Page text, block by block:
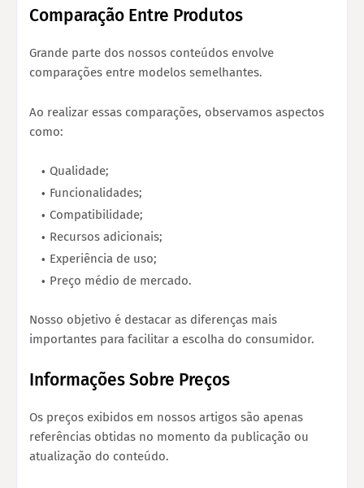
Comparação Entre Produtos
Grande parte dos nossos conteúdos envolve
comparações entre modelos semelhantes.
Ao realizar essas comparações, observamos aspectos
como:
Qualidade;
Funcionalidades;
Compatibilidade;
Recursos adicionais;
Experiência de uso;
Preço médio de mercado.
Nosso objetivo é destacar as diferenças mais
importantes para facilitar a escolha do consumidor.
Informações Sobre Preços
Os preços exibidos em nossos artigos são apenas
referências obtidas no momento da publicação ou
atualização do conteúdo.